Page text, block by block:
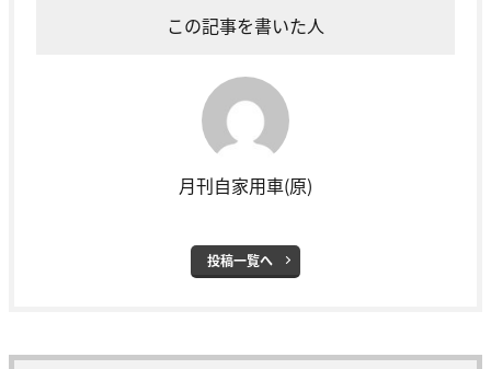
この記事を書いた人
月刊自家用車(原)
投稿一覧へ